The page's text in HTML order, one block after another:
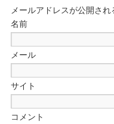
メールアドレスが公開され
名前
メール
サイト
コメント